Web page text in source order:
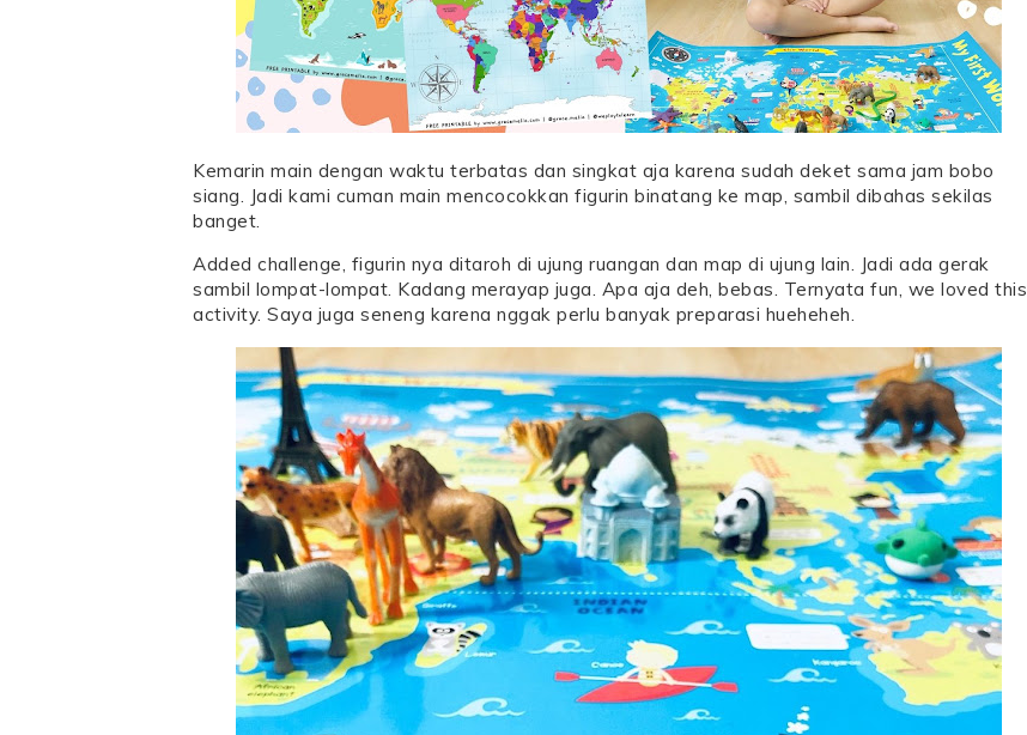
Kemarin main dengan waktu terbatas dan singkat aja karena sudah deket sama jam bobo
siang. Jadi kami cuman main mencocokkan figurin binatang ke map, sambil dibahas sekilas
banget.
Added challenge, figurin nya ditaroh di ujung ruangan dan map di ujung lain. Jadi ada gerak
sambil lompat-lompat. Kadang merayap juga. Apa aja deh, bebas. Ternyata fun, we loved this
activity. Saya juga seneng karena nggak perlu banyak preparasi hueheheh.